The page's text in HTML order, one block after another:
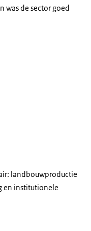
was de sector goed
landbouwproductie
en institutionele